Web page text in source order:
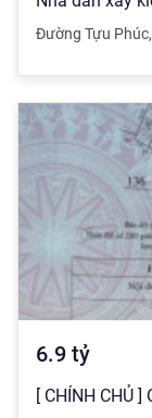
Đường Tựu Phúc,
6.9 tỷ